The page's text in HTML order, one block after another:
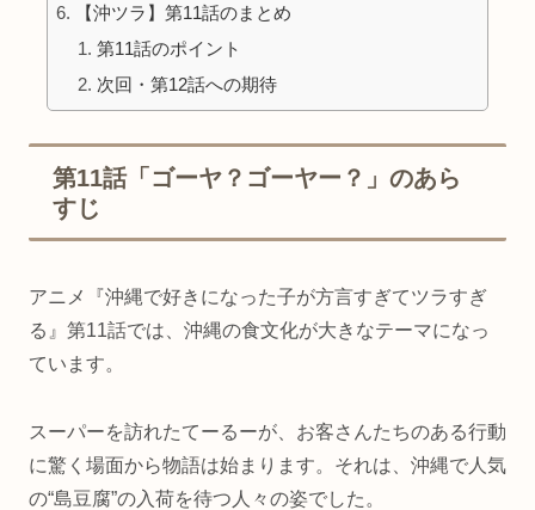
【沖ツラ】第11話のまとめ
第11話のポイント
次回・第12話への期待
第11話「ゴーヤ？ゴーヤー？」のあら
すじ
アニメ『沖縄で好きになった子が方言すぎてツラすぎ
る』第11話では、沖縄の食文化が大きなテーマになっ
ています。
スーパーを訪れたてーるーが、お客さんたちのある行動
に驚く場面から物語は始まります。それは、沖縄で人気
の“島豆腐”の入荷を待つ人々の姿でした。